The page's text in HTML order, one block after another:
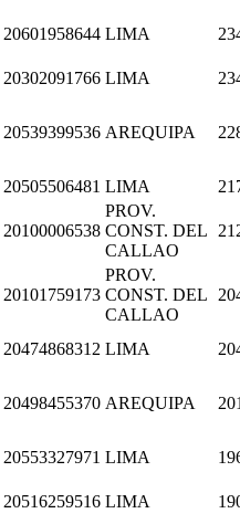
20601958644 LIMA
20302091766 LIMA
20539399536 AREQUIPA
20505506481 LIMA
20100006538
PROV.
CONST. DEL
CALLAO
20101759173
PROV.
CONST. DEL
CALLAO
20474868312 LIMA
20498455370 AREQUIPA
20553327971 LIMA
20516259516 LIMA